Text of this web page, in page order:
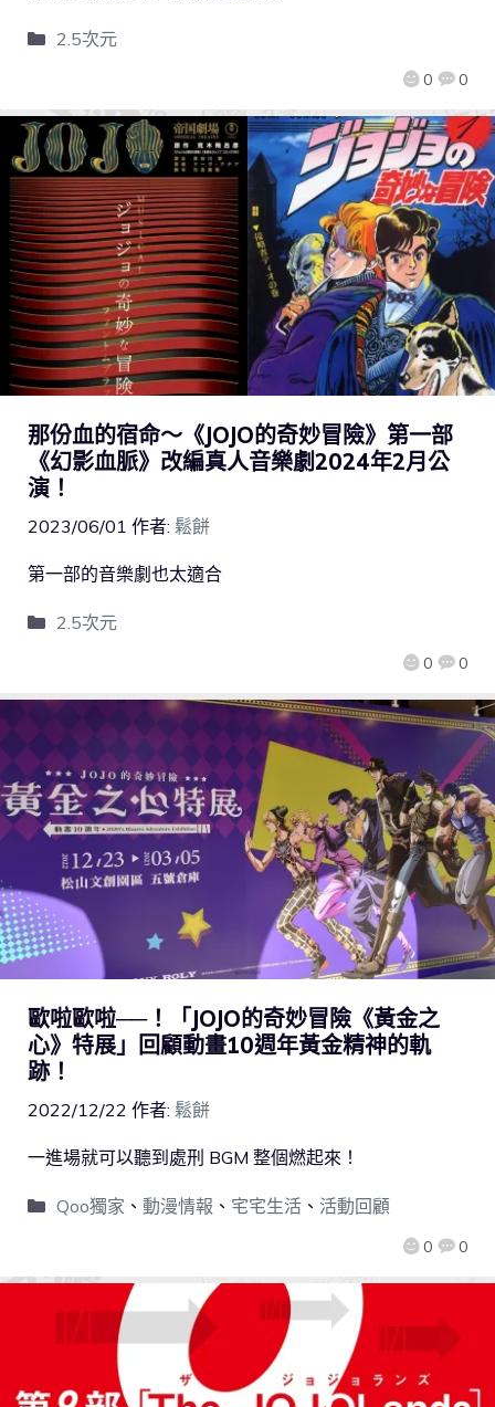
0 0
2.5次元
那份血的宿命～《JOJO的奇妙冒險》第一部
《幻影血脈》改編真人音樂劇2024年2月公
演！
2023/06/01 作者: 鬆餅
0 0
第一部的音樂劇也太適合
2.5次元
歐啦歐啦──！「JOJO的奇妙冒險《黃金之
心》特展」回顧動畫10週年黃金精神的軌
跡！
2022/12/22 作者: 鬆餅
0 0
一進場就可以聽到處刑 BGM 整個燃起來！
Qoo獨家 、 動漫情報 、 宅宅生活、 活動回顧